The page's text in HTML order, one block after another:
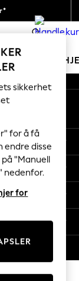
0
sikkerhet
for å få
endre disse
"Manuell
nedenfor.
for